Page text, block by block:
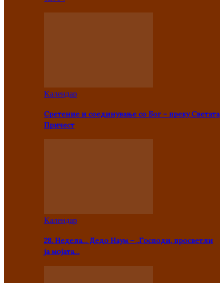
Kалендар
Сретение и соединување со Бог – преку Светата
Причест
Kалендар
28. Недела… Дедо Наум – „Господи, просветли
ја мојата…